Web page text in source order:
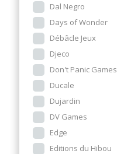
Dal Negro
Days of Wonder
Débâcle Jeux
Djeco
Don't Panic Games
Ducale
Dujardin
DV Games
Edge
Editions du Hibou